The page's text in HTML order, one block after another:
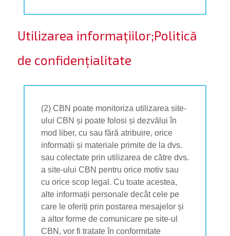
Utilizarea informațiilor;Politică
de confidențialitate
(2) CBN poate monitoriza utilizarea site-
ului CBN și poate folosi și dezvălui în
mod liber, cu sau fără atribuire, orice
informații și materiale primite de la dvs.
sau colectate prin utilizarea de către dvs.
a site-ului CBN pentru orice motiv sau
cu orice scop legal. Cu toate acestea,
alte informații personale decât cele pe
care le oferiți prin postarea mesajelor și
a altor forme de comunicare pe site-ul
CBN, vor fi tratate în conformitate